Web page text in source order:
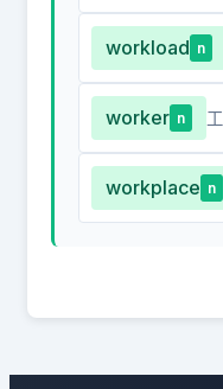
workload n
worker n
workplace n